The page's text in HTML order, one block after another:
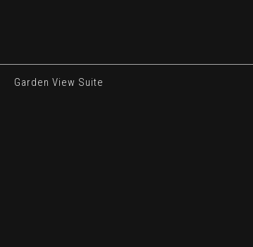
Garden View Suite